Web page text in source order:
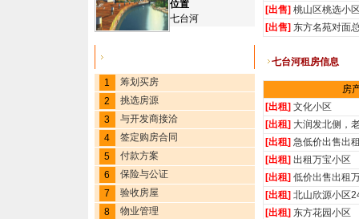
位置
七台河
[出售] 桃山区桃选小
[出售] 东方名苑对面
1
筹划买房
2
挑选房源
3
与开发商接洽
4
签定购房合同
5
付款方案
6
保险与公证
7
验收房屋
8
物业管理
七台河租房信息
房
[出租] 文化小区
[出租] 大润发北侧，
[出租] 急低价出售出
[出租] 出租万宝小区
[出租] 低价出售出租
[出租] 北山欣源小区
[出租] 东方花园小区